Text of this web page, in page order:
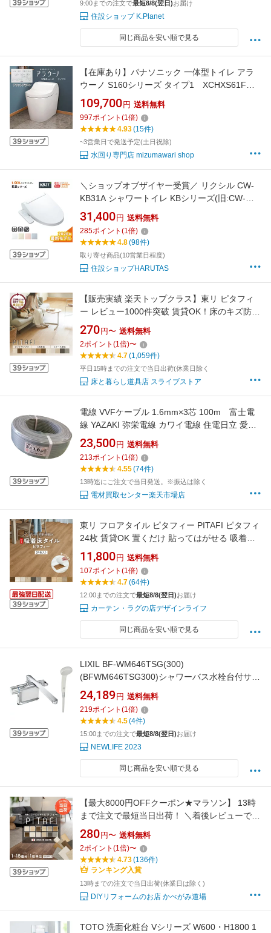
9:00までの注文で最短8/8(翌日)お届け
住設ショップ K.Planet
同じ商品を安い順で見る
【在庫あり】パナソニック 一体型トイレ アラ
ウーノ S160シリーズ タイプ1 XCHXS61F
床排水（標準）排水芯（120・200mm） 全自動
おそうじトイレ タンクレストイレ ホワイト
（本体CH1601WSL）（配管セットCH160F）
Panasonic（XCH1601WS同等品）
109,700 円 送料無料
997ポイント (1倍)
4.93(15件)
~3営業日で発送予定(土日祝除)
水回り専門店 mizumawari shop
＼ショップオブザイヤー受賞／ リクシル CW-
KB31A シャワートイレ KBシリーズ(旧:CW-
KB31) LIXIL トイレ 便座 KB31 シャワーシート
フルオートリモコン/手動選択可 INAX 保証付 最
新モデル
31,400 円 送料無料
285ポイント (1倍)
4.8(98件)
取り寄せ商品(10営業日程度)
住設ショップHARUTAS
【販売実績 楽天トップクラス】東リ ピタフィ
ー レビュー1000件突破 賃貸OK！床のキズ防止
＆簡単DIYリフォーム◎ はってはがせるクッシ
ョンフロア（1枚〜24枚）床 原状回復OK 吸着
フローリング フローリング［すぐ届くサンプ
ル/最短翌日〜】
270 円〜 送料無料
2ポイント (1倍)〜
4.7(1,059件)
平日15時までの注文で当日出荷(休業日除く
床と暮らし道具店 スライブストア
電線 VVFケーブル 1.6mm×3芯 100m 富士電
線 YAZAKI 弥栄電線 カワイ電線 住電日立 愛知
電線 協和電線
23,500 円 送料無料
213ポイント (1倍)
4.55(74件)
13時迄にご注文で当日発送。※振込は除く
電材買取センター楽天市場店
東リ フロアタイル ピタフィー PITAFI ピタフィ
24枚 賃貸OK 置くだけ 貼ってはがせる 吸着床
タイル 接着剤不要 木目調 石目調 モルタル クッ
ションフロア フローリングマット 床暖房対応 1
畳 3畳 6畳 10畳 DIY リフォーム ペット 犬猫 傷
防止 防炎 日本製 (Y)
11,800 円 送料無料
107ポイント (1倍)
4.7(64件)
12:00までの注文で最短8/8(翌日)お届け
カーテン・ラグの店デザインライフ
同じ商品を安い順で見る
LIXIL BF-WM646TSG(300)
(BFWM646TSG300)シャワーバス水栓台付サー
モシャワー水栓
24,189 円 送料無料
219ポイント (1倍)
4.5(4件)
15:00までの注文で最短8/8(翌日)お届け
NEWLIFE 2023
同じ商品を安い順で見る
【最大8000円OFFクーポン★マラソン】 13時
まで注文で最短当日出荷！ ＼着後レビューで
500円OFFクーポン！／ ピタフィー 賃貸OK 置
くだけ はがせる 吸着 フロアタイル 原状復帰 東
リ PITAFI 1枚売り 約1〜18畳分
280 円〜 送料無料
2ポイント (1倍)〜
4.73(136件)
ランキング入賞
13時までの注文で当日出荷(休業日は除く)
DIYリフォームのお店 かべがみ道場
TOTO 洗面化粧台 Vシリーズ W600・H1800 1